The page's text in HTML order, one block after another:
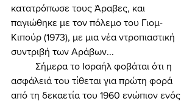
κατατρόπωσε τους Άραβες, και
παγιώθηκε με τον πόλεμο του Γιομ-
Κιπούρ (1973), με μια νέα ντροπιαστική
συντριβή των Αράβων...
ασφάλειά του τίθεται για πρώτη φορά
από τη δεκαετία του 1960 ενώπιον ενός